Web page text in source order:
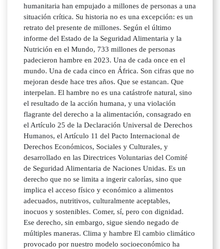
humanitaria han empujado a millones de personas a una
situación crítica. Su historia no es una excepción: es un
retrato del presente de millones. Según el último
informe del Estado de la Seguridad Alimentaria y la
Nutrición en el Mundo, 733 millones de personas
padecieron hambre en 2023. Una de cada once en el
mundo. Una de cada cinco en África. Son cifras que no
mejoran desde hace tres años. Que se estancan. Que
interpelan. El hambre no es una catástrofe natural, sino
el resultado de la acción humana, y una violación
flagrante del derecho a la alimentación, consagrado en
el Artículo 25 de la Declaración Universal de Derechos
Humanos, el Artículo 11 del Pacto Internacional de
Derechos Económicos, Sociales y Culturales, y
desarrollado en las Directrices Voluntarias del Comité
de Seguridad Alimentaria de Naciones Unidas. Es un
derecho que no se limita a ingerir calorías, sino que
implica el acceso físico y económico a alimentos
adecuados, nutritivos, culturalmente aceptables,
inocuos y sostenibles. Comer, sí, pero con dignidad.
Ese derecho, sin embargo, sigue siendo negado de
múltiples maneras. Clima y hambre El cambio climático
provocado por nuestro modelo socioeconómico ha